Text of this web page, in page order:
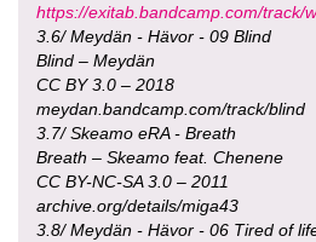
https://exitab.bandcamp.com/track/
3.6/ Meydän - Hävor - 09 Blind
Blind – Meydän
CC BY 3.0 – 2018
meydan.bandcamp.com/track/blind
3.7/ Skeamo eRA - Breath
Breath – Skeamo feat. Chenene
CC BY-NC-SA 3.0 – 2011
archive.org/details/miga43
3.8/ Meydän - Hävor - 06 Tired of